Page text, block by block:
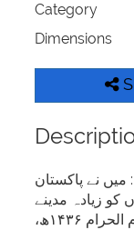
Category
Dimensions
میں نے پاکستان
کو زیادہ مدینے
کی محبت میں روتے پایا۔ (یکم محرم الحرام ۱۴۳۶ھ،